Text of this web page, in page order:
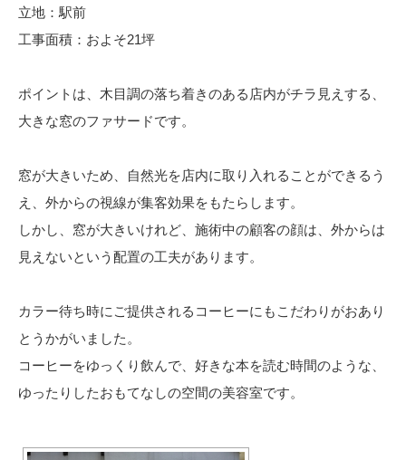
立地：駅前
工事面積：およそ21坪
ポイントは、木目調の落ち着きのある店内がチラ見えする、
大きな窓のファサードです。
窓が大きいため、自然光を店内に取り入れることができるう
え、外からの視線が集客効果をもたらします。
しかし、窓が大きいけれど、施術中の顧客の顔は、外からは
見えないという配置の工夫があります。
カラー待ち時にご提供されるコーヒーにもこだわりがおあり
とうかがいました。
コーヒーをゆっくり飲んで、好きな本を読む時間のような、
ゆったりしたおもてなしの空間の美容室です。